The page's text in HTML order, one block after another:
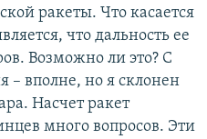
ракеты. Что касается
что дальность ее
Возможно ли это? С
– вполне, но я склонен
Насчет ракет
много вопросов. Эти